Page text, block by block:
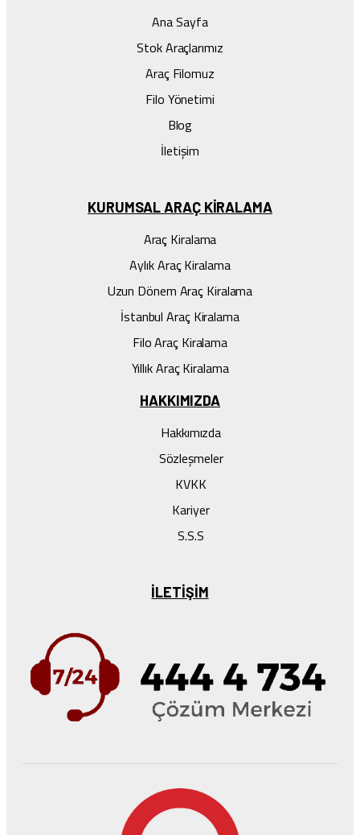
Ana Sayfa
Stok Araçlarımız
Araç Filomuz
Filo Yönetimi
Blog
İletişim
KURUMSAL ARAÇ KIRALAMA
Araç Kiralama
Aylık Araç Kiralama
Uzun Dönem Araç Kiralama
İstanbul Araç Kiralama
Filo Araç Kiralama
Yıllık Araç Kiralama
HAKKIMIZDA
Hakkımızda
Sözleşmeler
KVKK
Kariyer
S.S.S
ILETIŞIM